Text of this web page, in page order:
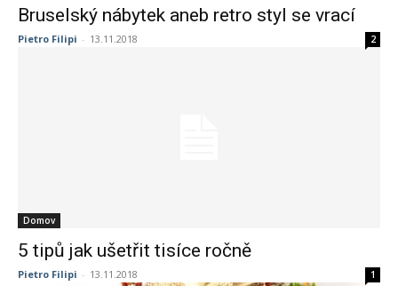
Bruselský nábytek aneb retro styl se vrací
Pietro Filipi - 13.11.2018 2
Domov
5 tipů jak ušetřit tisíce ročně
Pietro Filipi - 13.11.2018 1